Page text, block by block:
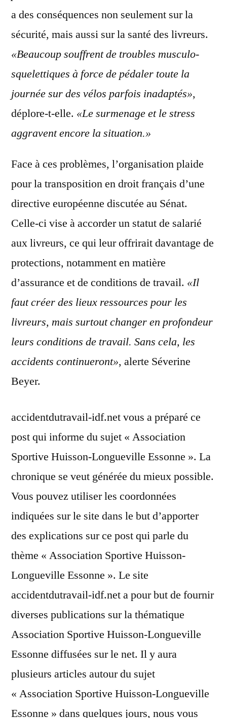
a des conséquences non seulement sur la
sécurité, mais aussi sur la santé des livreurs.
«Beaucoup souffrent de troubles musculo-
squelettiques à force de pédaler toute la
journée sur des vélos parfois inadaptés»,
déplore-t-elle. «Le surmenage et le stress
aggravent encore la situation.»
Face à ces problèmes, l’organisation plaide
pour la transposition en droit français d’une
directive européenne discutée au Sénat.
Celle-ci vise à accorder un statut de salarié
aux livreurs, ce qui leur offrirait davantage de
protections, notamment en matière
d’assurance et de conditions de travail. «Il
faut créer des lieux ressources pour les
livreurs, mais surtout changer en profondeur
leurs conditions de travail. Sans cela, les
accidents continueront», alerte Séverine
Beyer.
accidentdutravail-idf.net vous a préparé ce
post qui informe du sujet « Association
Sportive Huisson-Longueville Essonne ». La
chronique se veut générée du mieux possible.
Vous pouvez utiliser les coordonnées
indiquées sur le site dans le but d’apporter
des explications sur ce post qui parle du
thème « Association Sportive Huisson-
Longueville Essonne ». Le site
accidentdutravail-idf.net a pour but de fournir
diverses publications sur la thématique
Association Sportive Huisson-Longueville
Essonne diffusées sur le net. Il y aura
plusieurs articles autour du sujet
« Association Sportive Huisson-Longueville
Essonne » dans quelques jours, nous vous